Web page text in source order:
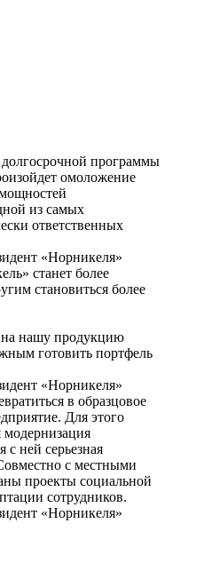
долгосрочной программы
омоложение
из самых
ответственных
«Норникеля»
станет более
становиться более
нашу продукцию
готовить портфель
«Норникеля»
в образцовое
Для этого
модернизация
с ней серьезная
с местными
проекты социальной
сотрудников.
«Норникеля»